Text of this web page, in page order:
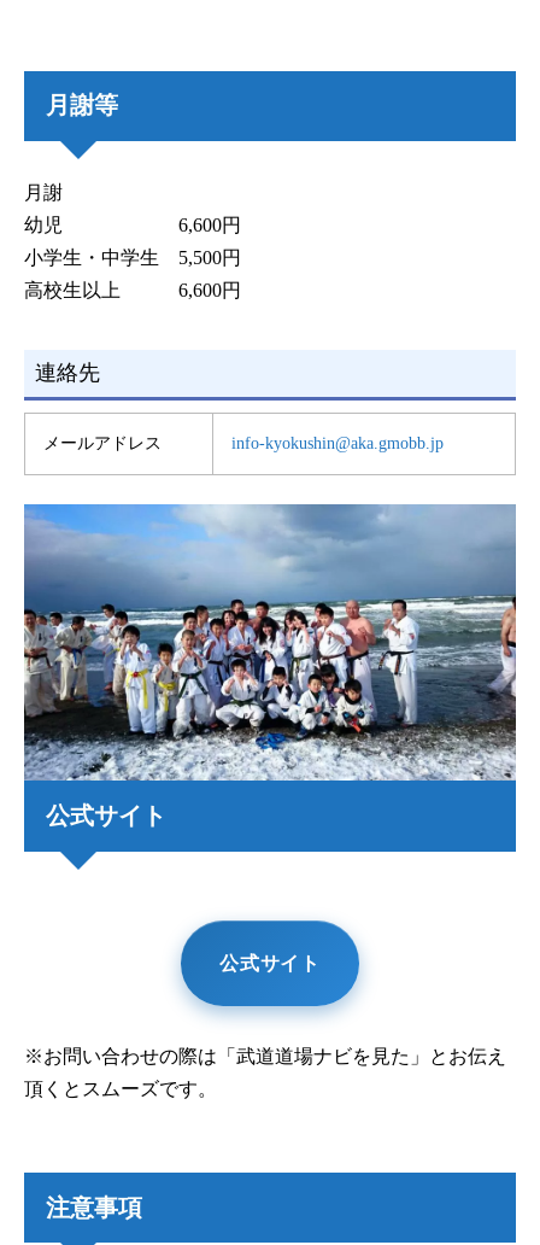
月謝等
月謝
幼児 6,600円
小学生・中学生 5,500円
高校生以上 6,600円
連絡先
メールアドレス info-kyokushin@aka.gmobb.jp
公式サイト
公式サイト
※お問い合わせの際は「武道道場ナビを見た」とお伝え
頂くとスムーズです。
注意事項